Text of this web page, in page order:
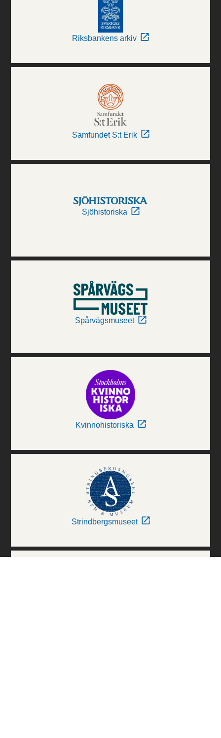
Riksbankens arkiv
Samfundet S:t Erik
Sjöhistoriska
Spårvägsmuseet
Kvinnohistoriska
Strindbergsmuseet